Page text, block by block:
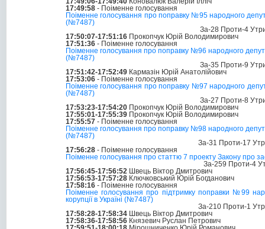
17:49:58 - Поіменне голосування
Поіменне голосування про поправку №95 народного
(№7487)
За-28 Проти-4
17:50:07-17:51:16 Прокопчук Юрій Володимирович
17:51:36 - Поіменне голосування
Поіменне голосування про поправку №96 народного
(№7487)
За-35 Проти-9
17:51:42-17:52:49 Кармазін Юрій Анатолійович
17:53:06 - Поіменне голосування
Поіменне голосування про поправку №97 народного
(№7487)
За-27 Проти-8
17:53:23-17:54:20 Прокопчук Юрій Володимирович
17:55:01-17:55:39 Прокопчук Юрій Володимирович
17:55:57 - Поіменне голосування
Поіменне голосування про поправку №98 народного
(№7487)
За-31 Проти-17
17:56:28 - Поіменне голосування
Поіменне голосування про статтю 7 проекту Закону про
За-259 Проти-4
17:56:45-17:56:52 Швець Віктор Дмитрович
17:56:53-17:57:28 Ключковський Юрій Богданович
17:58:16 - Поіменне голосування
Поіменне голосування про підтримку поправки №99
корупції в Україні (№7487)
За-210 Проти-1
17:58:28-17:58:34 Швець Віктор Дмитрович
17:58:36-17:58:56 Князевич Руслан Петрович